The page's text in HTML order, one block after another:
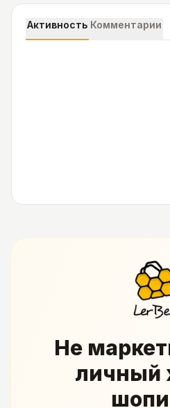
Активность Комментарии
Не
личный